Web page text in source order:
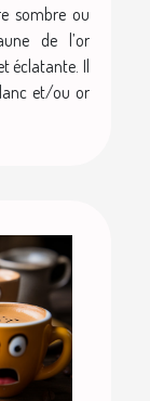
sombre ou
de l’or
éclatante. Il
et/ou or